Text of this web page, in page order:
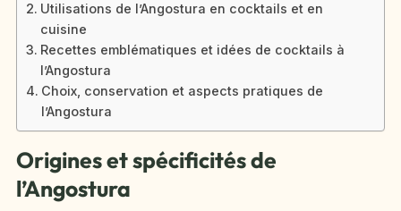
Utilisations de l’Angostura en cocktails et en
cuisine
Recettes emblématiques et idées de cocktails à
l’Angostura
Choix, conservation et aspects pratiques de
l’Angostura
Origines et spécificités de
l’Angostura